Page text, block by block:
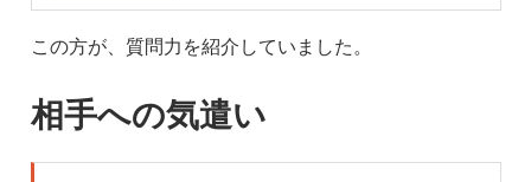
この方が、質問力を紹介していました。
相手への気遣い